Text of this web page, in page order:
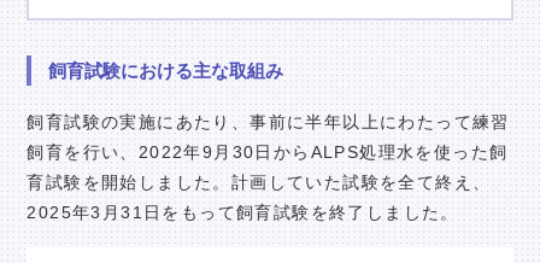
飼育試験における主な取組み
飼育試験の実施にあたり、事前に半年以上にわたって練習
飼育を行い、2022年9月30日からALPS処理水を使った飼
育試験を開始しました。計画していた試験を全て終え、
2025年3月31日をもって飼育試験を終了しました。